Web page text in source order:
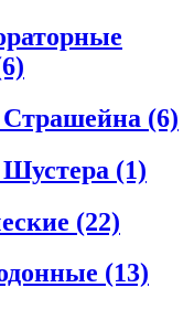
(6)
(1)
(22)
(13)